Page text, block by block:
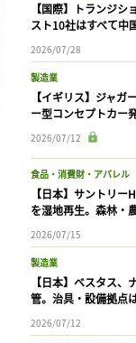
【国際】トランジ
スト10社はすべて中
2026/07/28
製造業
【イギリス】ジャ
ー型コンセプトカー
2026/07/12
食品・消費財・アパレル
【日本】サントリ
を湿地再生。森林・
2026/07/15
製造業
【日本】ベスタス
管。治具・設備拠点
2026/07/12